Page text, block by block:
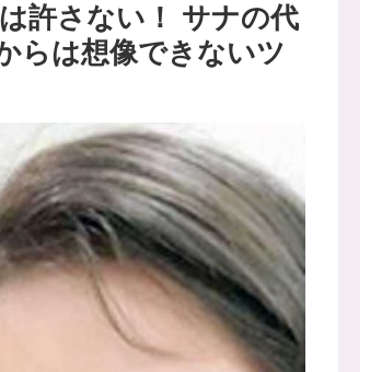
許さない！ サナの代
らは想像できないツ